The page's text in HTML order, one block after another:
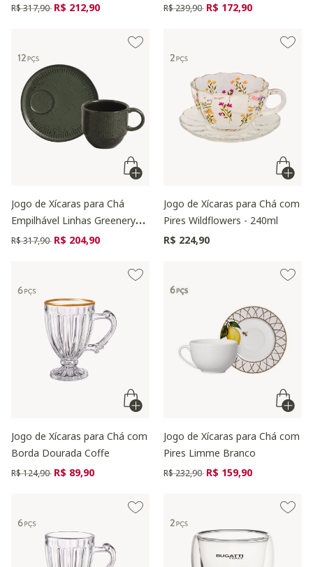
Preço reduzido de
R$ 317,90 para
R$ 212,90 Preço reduzido de
R$ 239,90 para
R$ 172,90
Jogo de Xícaras para Chá
Empilhável Linhas Greenery
Verde
Preço reduzido de
R$ 317,90 para
R$ 204,90
Jogo de Xícaras para Chá com
Pires Wildflowers - 240ml
R$ 224,90
Jogo de Xícaras para Chá com
Borda Dourada Coffe
Preço reduzido de
R$ 124,90 para
R$ 89,90
Jogo de Xícaras para Chá com
Pires Limme Branco
Preço reduzido de
R$ 232,90 para
R$ 159,90